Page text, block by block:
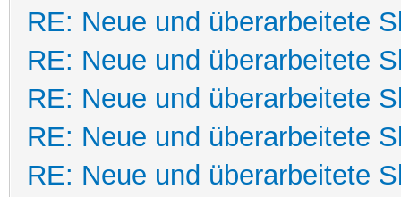
RE: Neue und überarbeitete
RE: Neue und überarbeitete
RE: Neue und überarbeitete
RE: Neue und überarbeitete
RE: Neue und überarbeitete